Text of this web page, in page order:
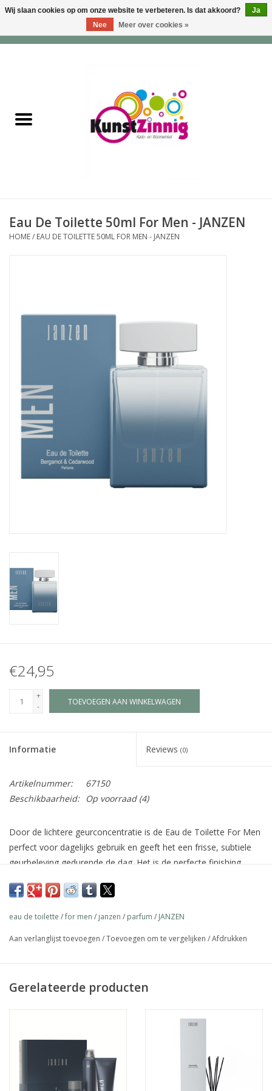
Wonen & Lifestyle
Kinderen
Sieraden
Hebbedingen
Thee, Koffie & wat Lekkers
Brievenbus Kadootjes
Eau De Toilette 50ml For Men - JANZEN
HOME/ EAU DE TOILETTE 50ML FOR MEN - JANZEN
€24,95
+
-
TOEVOEGEN AAN WINKELWAGEN
Informatie Reviews (0)
Artikelnummer:
67150
Beschikbaarheid:
Op voorraad(4)
Door de lichtere geurconcentratie is de Eau de Toilette For Men
perfect voor dagelijks gebruik en geeft het een frisse, subtiele
geurbeleving gedurende de dag. Het is de perfecte finishing
geurbeleving.
Verfrissend, karakteristiek en verleidelijk. Deze geur is een
energieke bergamot in combinatie met de sensuele tonen van
Eau de Toilette, 50 ml
Laat deze enkele seconden intrekken
eau de toilette /for men / janzen / parfum / JANZEN
Aan verlanglijst toevoegen /Toevoegen om te vergelijken /Afdrukken
Gerelateerde producten
Wij slaan cookies op om onze website te verbeteren. Is dat akkoord?
Ja
Nee
Meer over cookies »